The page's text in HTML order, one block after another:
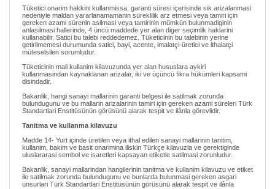
Tüketici onarim hakkini kullanmissa, garanti süresi içerisinde sik arizalanmasi
nedeniyle maldan yararlanamamanin süreklilik arz etmesi veya tamiri için
gereken azami sürenin asilmasi veya tamirinin mümkün bulunmadiginin
anlasilmasi hallerinde, 4 üncü maddede yer alan diger seçimlik haklarini
kullanabilir. Satici bu talebi reddedemez. Tüketicinin bu talebinin yerine
getirilmemesi durumunda satici, bayi, acente, imalatçi-üretici ve ithalatçi
müteselsilen sorumludur.
Tüketicinin mali kullanim kilavuzunda yer alan hususlara aykiri
kullanmasindan kaynaklanan arizalar, iki ve üçüncü fikra hükümleri kapsami
disindadir.
Bakanlik, hangi sanayi mallarinin garanti belgesi ile satilmak zorunda
bulundugunu ve bu mallarin arizalarinin tamiri için gereken azami süreleri Türk
Standartlari Enstitüsünün görüsünü alarak tespit ve ilânla görevlidir.
Tanitma ve kullanma kilavuzu
Madde 14- Yurt içinde üretilen veya ithal edilen sanayi mallarinin tanitim,
kullanim, bakim ve basit onarimina iliskin Türkçe kilavuzla ve gerektiginde
uluslararasi sembol ve isaretleri kapsayan etiketle satilmasi zorunludur.
Bakanlik, sanayi mallarindan hangilerinin tanitma ve kullanim kilavuzu ve etiket
ile satilmak zorunda bulundugunu ve bunlarda bulunmasi gereken asgari
unsurlari Türk Standartlari Enstitüsünün görüsünü alarak tespit ve ilânla